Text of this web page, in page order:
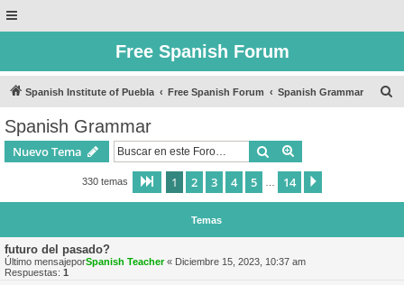
Free Spanish Forum
Spanish Institute of Puebla Free Spanish Forum Spanish Grammar
Spanish Grammar
Nuevo Tema Buscar
330 temas Página de 14
1 2 3 4 5 14
Temas
futuro del pasado?
Último mensajeporSpanish Teacher« Diciembre 15, 2023, 10:37 am
Respuestas: 1